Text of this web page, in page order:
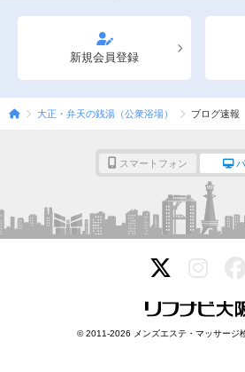
ペアルームあり シ
フットバスあり
専用駐車場あり 有
日本人スタッフのみ 女
Ｗ
こだわり条件を変
新規会員登録
大正・弁天の銭湯（公衆浴場） ブログ速報
スマートフォン
© 2011-2026 メンズエステ・マッサージ